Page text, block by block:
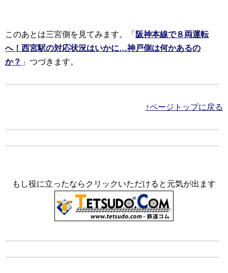
このあとは三宮側を見てみます。「 阪神本線で８両運転
へ！西宮駅の対応状況はいかに…神戸側は何かあるの
か？ 」つづきます。
↑ページトップに戻る
もし役に立ったならクリックいただけると元気が出ます